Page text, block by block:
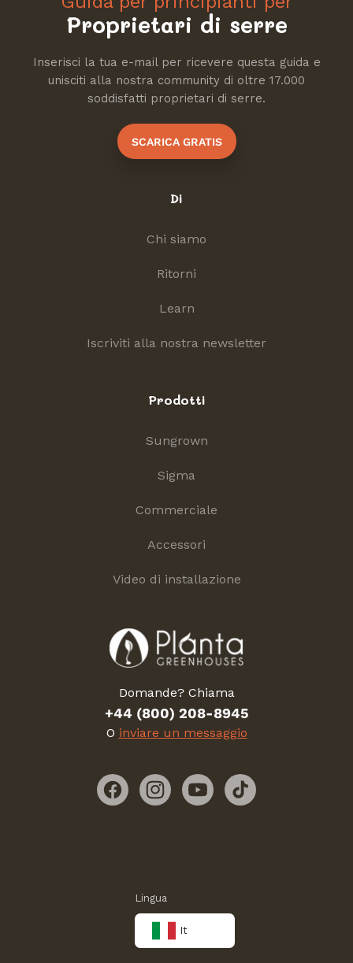
Proprietari di serre
Inserisci la tua e-mail per ricevere questa guida e
unisciti alla nostra community di oltre 17.000
soddisfatti proprietari di serre.
SCARICA GRATIS
Di
Chi siamo
Ritorni
Learn
Iscriviti alla nostra newsletter
Prodotti
Sungrown
Sigma
Commerciale
Accessori
Video di installazione
Domande? Chiama
+44 (800) 208-8945
O inviare un messaggio
FacebookInstagramYouTubeTikTok
Lingua
It